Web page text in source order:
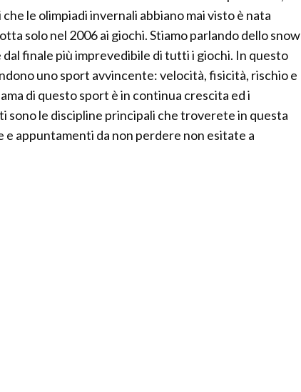
le olimpiadi invernali abbiano mai visto è nata
solo nel 2006 ai giochi. Stiamo parlando dello snow
finale più imprevedibile di tutti i giochi. In questo
uno sport avvincente: velocità, fisicità, rischio e
di questo sport è in continua crescita ed i
sono le discipline principali che troverete in questa
appuntamenti da non perdere non esitate a